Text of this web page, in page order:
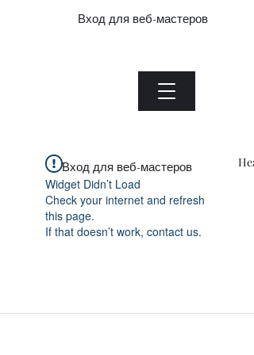
Вход для веб-мастеров
Вход для веб-мастеров
Widget Didn’t Load
Check your internet and refresh
this page.
If that doesn’t work, contact us.